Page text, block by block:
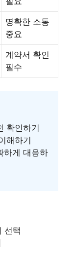
명확한 소통
중요
계약서 확인
필수
해하기
게 대응하